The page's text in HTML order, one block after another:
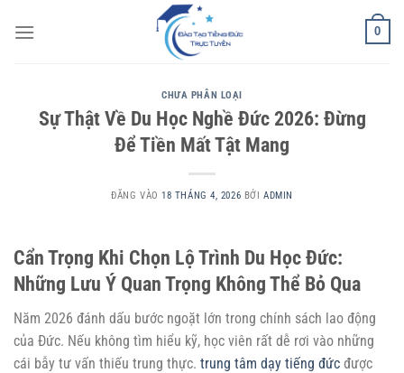
qua
0
CHƯA PHÂN LOẠI
Sự Thật Về Du Học Nghề Đức 2026: Đừng
Để Tiền Mất Tật Mang
ĐĂNG VÀO18 THÁNG 4, 2026 BỞI ADMIN
Cẩn Trọng Khi Chọn Lộ Trình Du Học Đức:
Những Lưu Ý Quan Trọng Không Thể Bỏ Qua
Năm 2026 đánh dấu bước ngoặt lớn trong chính sách lao động
của Đức. Nếu không tìm hiểu kỹ, học viên rất dễ rơi vào những
cái bẫy tư vấn thiếu trung thực. trung tâm dạy tiếng đức được